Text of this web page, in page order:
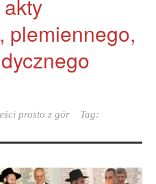
plemiennego,
prosto z gór
Tag: